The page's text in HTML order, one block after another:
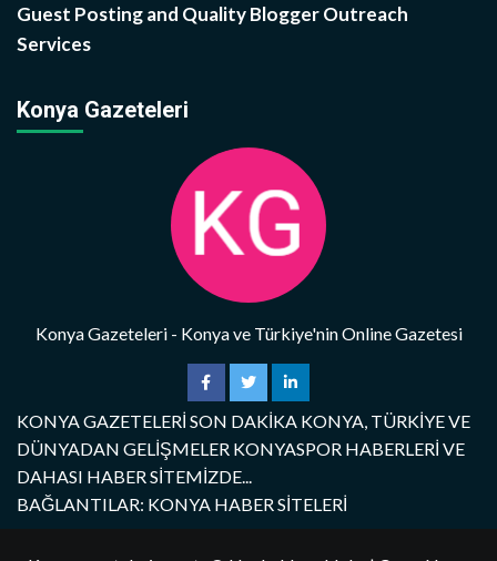
Guest Posting and Quality Blogger Outreach
Services
Konya Gazeteleri
Konya Gazeteleri - Konya ve Türkiye'nin Online Gazetesi
KONYA GAZETELERİ SON DAKİKA KONYA, TÜRKİYE VE
DÜNYADAN GELİŞMELER KONYASPOR HABERLERİ VE
DAHASI HABER SİTEMİZDE...
BAĞLANTILAR: KONYA HABER SİTELERİ